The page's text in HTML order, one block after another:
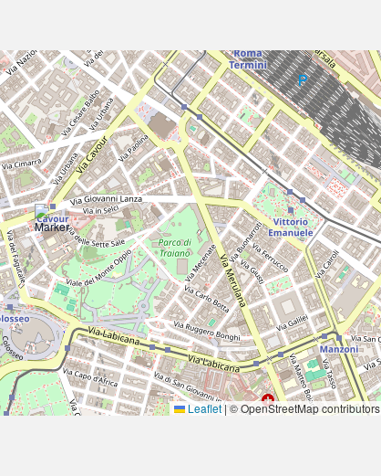
Leaflet|© OpenStreetMap contributors